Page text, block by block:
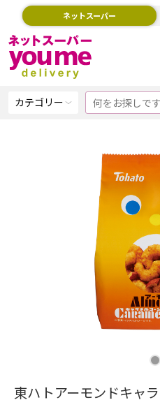
ネットスーパー
カテゴリー
東ハトアーモンドキャ